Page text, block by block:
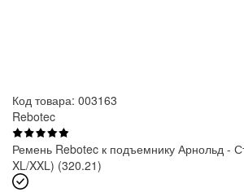
Код товара: 003163
Rebotec
Ремень Rebotec к подъемнику Арнольд -
XL/XXL) (320.21)